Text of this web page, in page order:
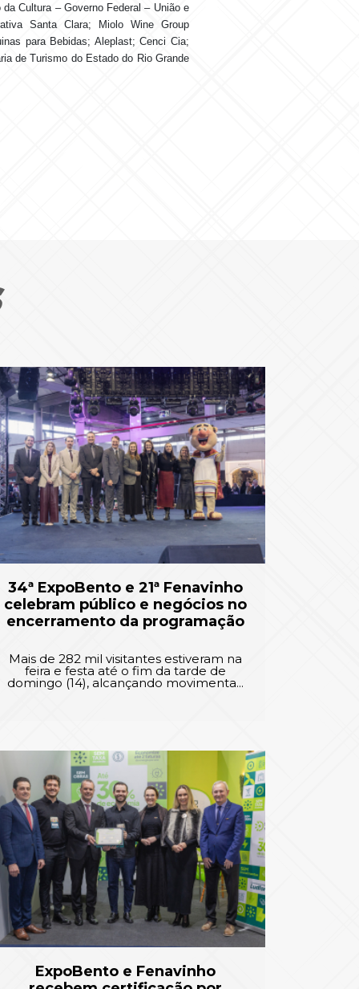
Cultura – Governo Federal – União e
Santa Clara; Miolo Wine Group
para Bebidas; Aleplast; Cenci Cia;
de Turismo do Estado do Rio Grande
34ª ExpoBento e 21ª Fenavinho
celebram público e negócios no
encerramento da programação
Mais de 282 mil visitantes estiveram na
feira e festa até o fim da tarde de
domingo (14), alcançando movimenta...
ExpoBento e Fenavinho